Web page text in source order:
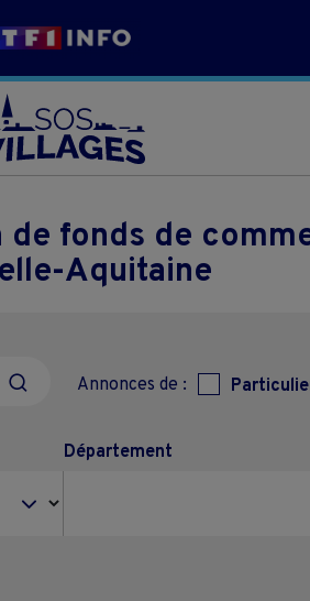
fonds de
Aquitaine
Annonces de :
Département